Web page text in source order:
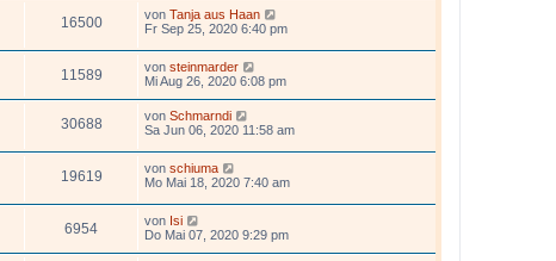
16500 von Tanja aus Haan
Fr Sep 25, 2020 6:40 pm
11589 von steinmarder
Mi Aug 26, 2020 6:08 pm
30688 von Schmarndi
Sa Jun 06, 2020 11:58 am
19619 von schiuma
Mo Mai 18, 2020 7:40 am
6954 von Isi
Do Mai 07, 2020 9:29 pm